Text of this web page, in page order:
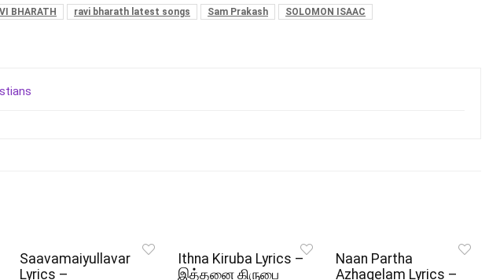
BHARATH ravi bharath latest songs Sam Prakash
SOLOMON ISAAC
Saavamaiyullavar
Lyrics –
Ithna Kiruba Lyrics –
இத்தனை கிருபை
Naan Partha
Azhagelam Lyrics –